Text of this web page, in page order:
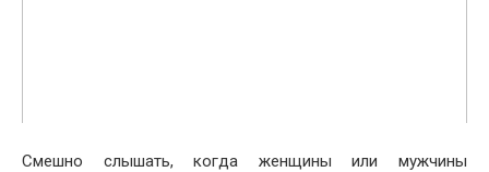
Смешно слышать, когда женщины или мужчины